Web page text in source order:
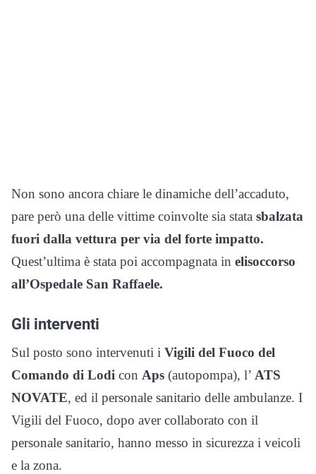
Non sono ancora chiare le dinamiche dell’accaduto,
pare però una delle vittime coinvolte sia stata sbalzata
fuori dalla vettura per via del forte impatto.
Quest’ultima è stata poi accompagnata in elisoccorso
all’Ospedale San Raffaele.
Gli interventi
Sul posto sono intervenuti i Vigili del Fuoco del
Comando di Lodi con Aps (autopompa), l’ ATS
NOVATE, ed il personale sanitario delle ambulanze. I
Vigili del Fuoco, dopo aver collaborato con il
personale sanitario, hanno messo in sicurezza i veicoli
e la zona.